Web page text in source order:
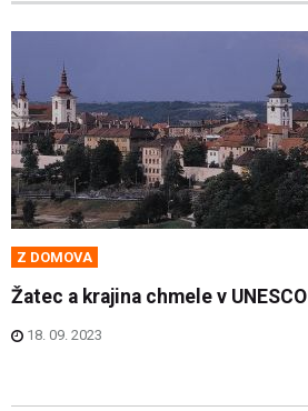
Z DOMOVA
Žatec a krajina chmele v UNESCO
18. 09. 2023